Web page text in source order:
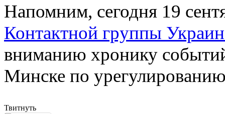
Напомним, сегодня 19
Контактной группы
вниманию хронику
Минске по
Твитнуть